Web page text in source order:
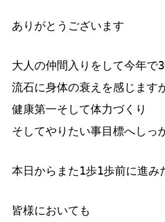
ありがとうございます
大人の仲間入りをして今年で
流石に身体の衰えを感じま
健康第一そして体力づくり
そしてやりたい事目標へしっ
本日からまた1歩1歩前に進み
皆様においても